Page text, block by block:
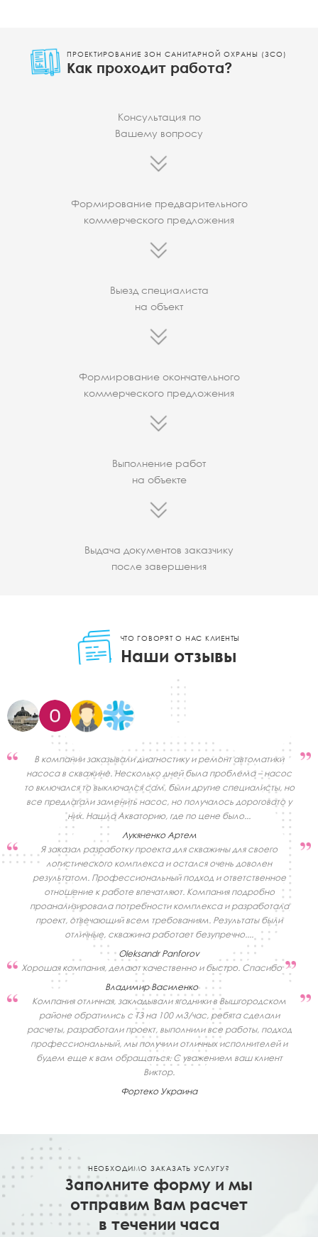
ПРОЕКТИРОВАНИЕ ЗОН САНИТАРНОЙ ОХРАНЫ (ЗСО)
Как проходит работа?
Консультация по
Вашему вопросу
Формирование предварительного
коммерческого предложения
Выезд специалиста
на объект
Формирование окончательного
коммерческого предложения
Выполнение работ
на объекте
Выдача документов заказчику
после завершения
ЧТО ГОВОРЯТ О НАС КЛИЕНТЫ
Наши отзывы
В компании заказывали диагностику и ремонт автоматики
насоса в скважине. Несколько дней была проблема – насос
то включался то выключался сам, были другие специалисты, но
все предлагали заменить насос, но получалось дороговато у
них. Нашла Акваторию, где по цене было...
Лукяненко Артем
Я заказал разработку проекта для скважины для своего
логистического комплекса и остался очень доволен
результатом. Профессиональный подход и ответственное
отношение к работе впечатляют. Компания подробно
проанализировала потребности комплекса и разработала
проект, отвечающий всем требованиям. Результаты были
отличные, скважина работает безупречно....
Oleksandr Panforov
Хорошая компания, делают качественно и быстро. Спасибо
Владимир Василенко
Компания отличная, закладывали ягодники в Вышгородском
районе обратились с ТЗ на 100 м3/час, ребята сделали
расчеты, разработали проект, выполнили все работы, подход
профессиональный, мы получили отличных исполнителей и
будем еще к вам обращаться. С уважением ваш клиент
Виктор.
Фортеко Украина
НЕОБХОДИМО ЗАКАЗАТЬ УСЛУГУ?
Заполните форму и мы
отправим Вам расчет
в течении часа